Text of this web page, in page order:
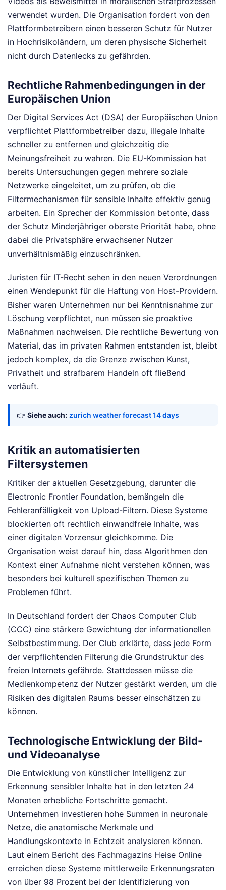
verwendet wurden. Die Organisation fordert von den
Plattformbetreibern einen besseren Schutz für Nutzer
in Hochrisikoländern, um deren physische Sicherheit
nicht durch Datenlecks zu gefährden.
Rechtliche Rahmenbedingungen in der
Europäischen Union
Der Digital Services Act (DSA) der Europäischen Union
verpflichtet Plattformbetreiber dazu, illegale Inhalte
schneller zu entfernen und gleichzeitig die
Meinungsfreiheit zu wahren. Die EU-Kommission hat
bereits Untersuchungen gegen mehrere soziale
Netzwerke eingeleitet, um zu prüfen, ob die
Filtermechanismen für sensible Inhalte effektiv genug
arbeiten. Ein Sprecher der Kommission betonte, dass
der Schutz Minderjähriger oberste Priorität habe, ohne
dabei die Privatsphäre erwachsener Nutzer
unverhältnismäßig einzuschränken.
Juristen für IT-Recht sehen in den neuen Verordnungen
einen Wendepunkt für die Haftung von Host-Providern.
Bisher waren Unternehmen nur bei Kenntnisnahme zur
Löschung verpflichtet, nun müssen sie proaktive
Maßnahmen nachweisen. Die rechtliche Bewertung von
Material, das im privaten Rahmen entstanden ist, bleibt
jedoch komplex, da die Grenze zwischen Kunst,
Privatheit und strafbarem Handeln oft fließend
verläuft.
👉 Siehe auch: zurich weather forecast 14 days
Kritik an automatisierten
Filtersystemen
Kritiker der aktuellen Gesetzgebung, darunter die
Electronic Frontier Foundation, bemängeln die
Fehleranfälligkeit von Upload-Filtern. Diese Systeme
blockierten oft rechtlich einwandfreie Inhalte, was
einer digitalen Vorzensur gleichkomme. Die
Organisation weist darauf hin, dass Algorithmen den
Kontext einer Aufnahme nicht verstehen können, was
besonders bei kulturell spezifischen Themen zu
Problemen führt.
In Deutschland fordert der Chaos Computer Club
(CCC) eine stärkere Gewichtung der informationellen
Selbstbestimmung. Der Club erklärte, dass jede Form
der verpflichtenden Filterung die Grundstruktur des
freien Internets gefährde. Stattdessen müsse die
Medienkompetenz der Nutzer gestärkt werden, um die
Risiken des digitalen Raums besser einschätzen zu
können.
Technologische Entwicklung der Bild-
und Videoanalyse
Die Entwicklung von künstlicher Intelligenz zur
Erkennung sensibler Inhalte hat in den letzten 24
Monaten erhebliche Fortschritte gemacht.
Unternehmen investieren hohe Summen in neuronale
Netze, die anatomische Merkmale und
Handlungskontexte in Echtzeit analysieren können.
Laut einem Bericht des Fachmagazins Heise Online
erreichen diese Systeme mittlerweile Erkennungsraten
von über 98 Prozent bei der Identifizierung von